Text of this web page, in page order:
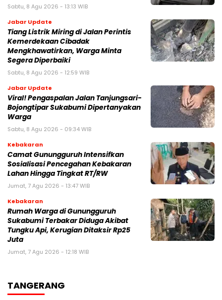
Sabtu, 8 Agu 2026 - 13:13 WIB
Jabar Update
Tiang Listrik Miring di Jalan Perintis
Kemerdekaan Cibadak
Mengkhawatirkan, Warga Minta
Segera Diperbaiki
Sabtu, 8 Agu 2026 - 12:59 WIB
Jabar Update
Viral! Pengaspalan Jalan Tanjungsari-
Bojongtipar Sukabumi Dipertanyakan
Warga
Sabtu, 8 Agu 2026 - 09:34 WIB
Kebakaran
‎‎Camat Gunungguruh Intensifkan
Sosialisasi Pencegahan Kebakaran
Lahan Hingga Tingkat RT/RW‎
Jumat, 7 Agu 2026 - 13:47 WIB
Kebakaran
‎Rumah Warga di Gunungguruh
Sukabumi Terbakar Diduga Akibat
Tungku Api, Kerugian Ditaksir Rp25
Juta
Jumat, 7 Agu 2026 - 12:18 WIB
TANGERANG